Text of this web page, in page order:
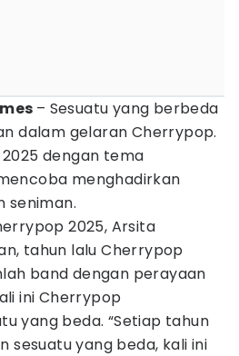
– Sesuatu yang berbeda
dalam gelaran Cherrypop.
dengan tema
menghadirkan
seniman.
2025, Arsita
tahun lalu Cherrypop
band dengan perayaan
ini Cherrypop
yang beda. “Setiap tahun
sesuatu yang beda, kali ini